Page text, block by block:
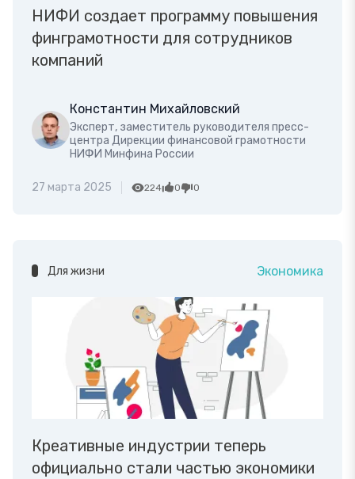
НИФИ создает программу повышения
финграмотности для сотрудников
компаний
Константин Михайловский
Эксперт, заместитель руководителя пресс-
центра Дирекции финансовой грамотности
НИФИ Минфина России
27 марта 2025 224 0 0
Для жизни Экономика
Креативные индустрии теперь
официально стали частью экономики